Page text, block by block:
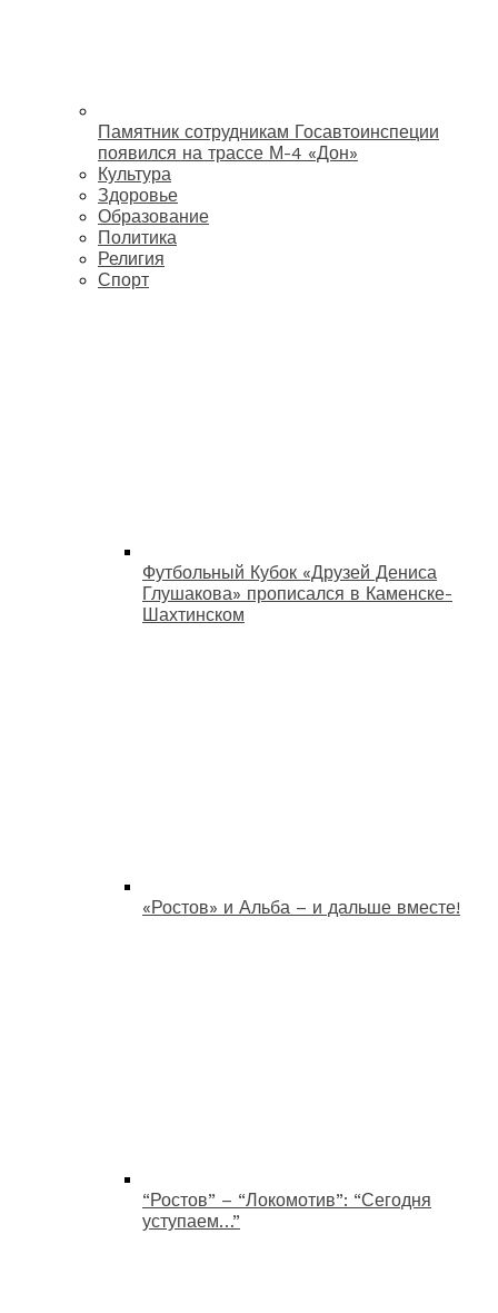
Памятник сотрудникам Госавтоинспеции
появился на трассе М-4 «Дон»
Культура
Здоровье
Образование
Политика
Религия
Спорт
Футбольный Кубок «Друзей Дениса
Глушакова» прописался в Каменске-
Шахтинском
«Ростов» и Альба – и дальше вместе!
“Ростов” – “Локомотив”: “Сегодня
уступаем…”